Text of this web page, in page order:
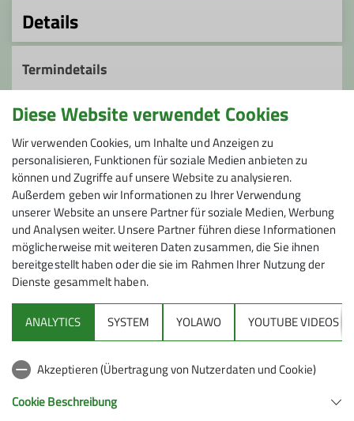
Details
Termindetails
Abfahrt nach Asprache
Sa. 11.10.2025
Preis
keine
Alpenverein
Diese Website verwendet Cookies
Wir verwenden Cookies, um Inhalte und Anzeigen zu
personalisieren, Funktionen für soziale Medien anbieten zu
können und Zugriffe auf unsere Website zu analysieren.
Außerdem geben wir Informationen zu Ihrer Verwendung
unserer Website an unsere Partner für soziale Medien, Werbung
und Analysen weiter. Unsere Partner führen diese Informationen
möglicherweise mit weiteren Daten zusammen, die Sie ihnen
bereitgestellt haben oder die sie im Rahmen Ihrer Nutzung der
Dienste gesammelt haben.
ANALYTICS SYSTEM YOLAWO YOUTUBE VIDEOS
Akzeptieren (Übertragung von Nutzerdaten und Cookie)
Cookie Beschreibung